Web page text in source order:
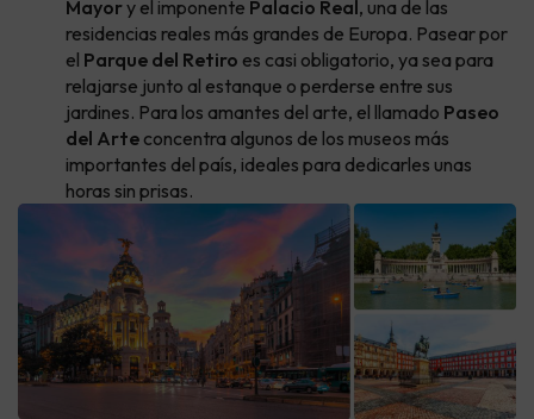
Mayory el imponente Palacio Real, una de las
residencias reales más grandes de Europa. Pasear por
el Parque del Retiro es casi obligatorio, ya sea para
relajarse junto al estanque o perderse entre sus
jardines. Para los amantes del arte, el llamado Paseo
del Arte concentra algunos de los museos más
importantes del país, ideales para dedicarles unas
horas sin prisas.